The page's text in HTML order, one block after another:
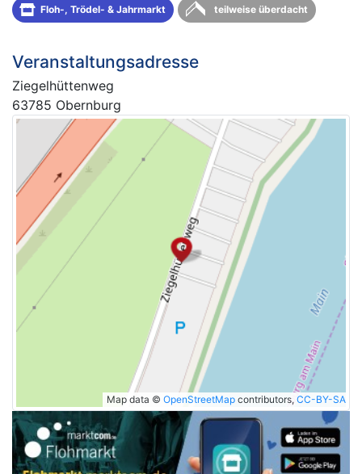
Floh-, Trödel- & Jahrmarkt teilweise überdacht
Veranstaltungsadresse
Ziegelhüttenweg
63785 Obernburg
Map data © OpenStreetMap contributors, CC-BY-SA